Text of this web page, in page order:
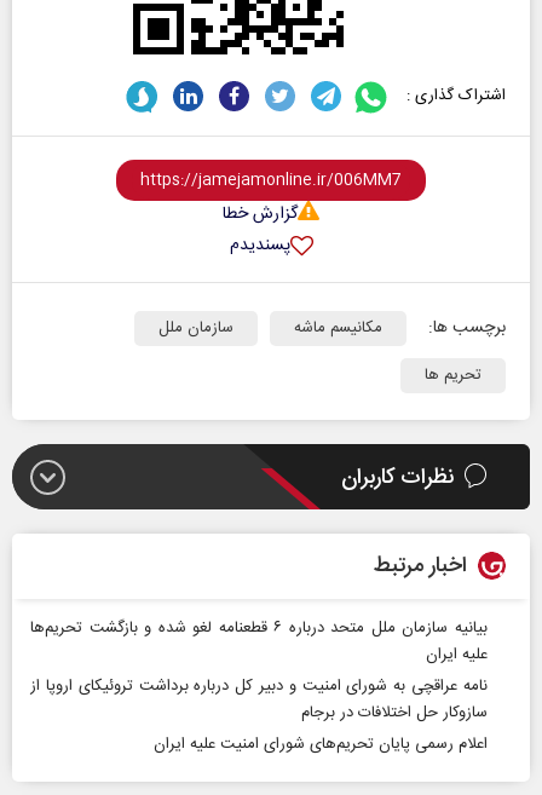
اشتراک گذاری :
گزارش خطا
پسندیدم
برچسب ها: مکانیسم ماشه
سازمان ملل
تحریم ها
نظرات کاربران
اخبار مرتبط
بیانیه سازمان ملل متحد درباره ۶ قطعنامه لغو شده و بازگشت تحریم‌ها
علیه ایران
نامه عراقچی به شورای امنیت و دبیر کل درباره برداشت تروئیکای اروپا از
سازوکار حل‌ اختلافات در برجام
اعلام رسمی پایان تحریم‌های شورای امنیت علیه ایران